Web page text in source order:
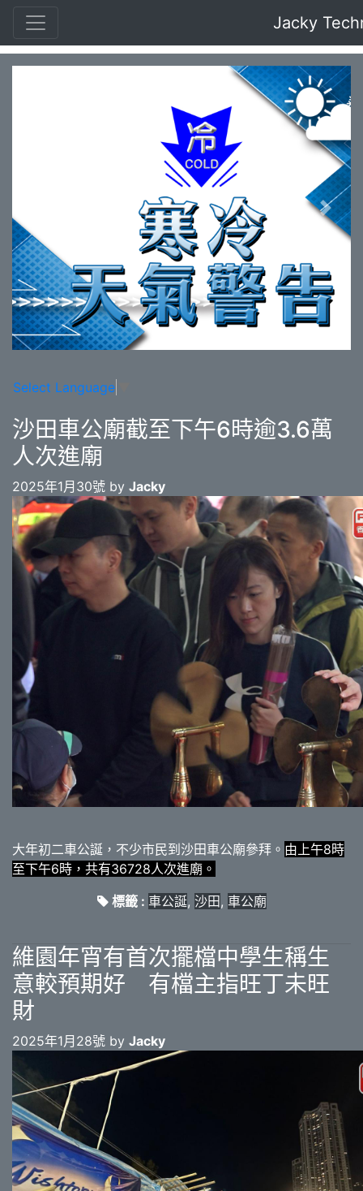
Jacky
Select Language
沙田車公廟截至下午6時逾3.6萬
人次進廟
2025年1月30號 by Jacky
大年初二車公誕，不少市民到沙田車公廟參拜。 由上午8時
至下午6時，共有36728人次進廟。
標籤 : 車公誕, 沙田, 車公廟
維園年宵有首次擺檔中學生稱生
意較預期好 有檔主指旺丁未旺
財
2025年1月28號 by Jacky